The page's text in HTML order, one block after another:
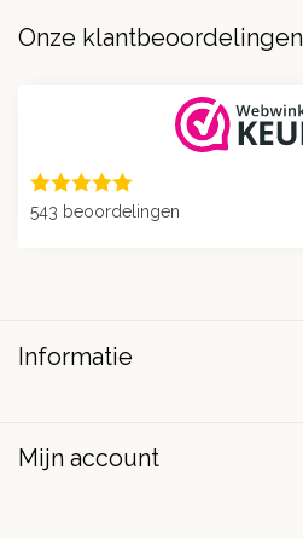
Onze klantbeoordelingen
543 beoordelingen
Informatie
Mijn account